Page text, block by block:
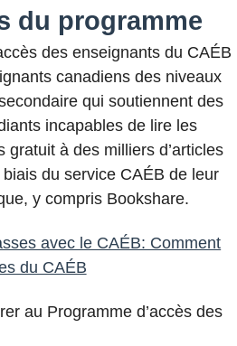
du programme
des enseignants du CAÉB
canadiens des niveaux
qui soutiennent des
incapables de lire les
gratuit à des milliers d’articles
du service CAÉB de leur
y compris Bookshare.
avec le CAÉB: Comment
du CAÉB
au Programme d’accès des